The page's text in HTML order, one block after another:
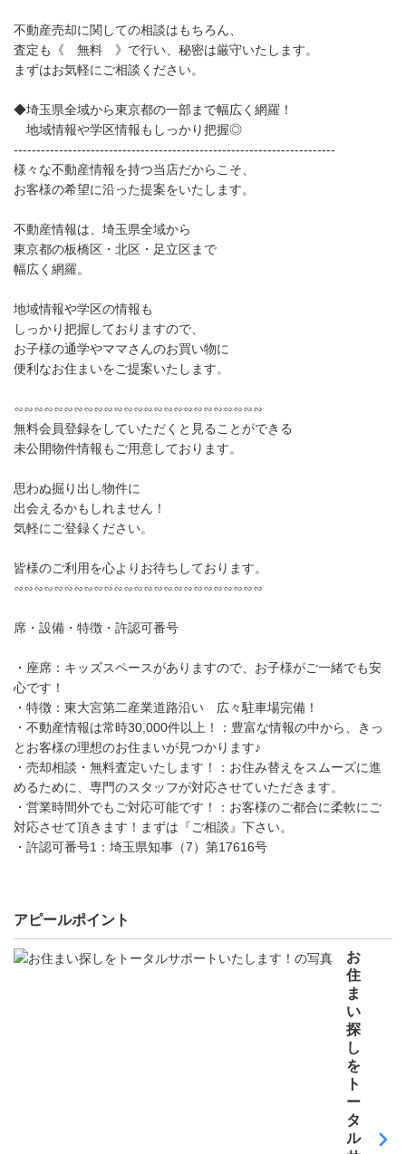
不動産売却に関しての相談はもちろん、
査定も《 無料 》で行い、秘密は厳守いたします。
まずはお気軽にご相談ください。
◆埼玉県全域から東京都の一部まで幅広く網羅！
地域情報や学区情報もしっかり把握◎
-----------------------------------------------------------------------
様々な不動産情報を持つ当店だからこそ、
お客様の希望に沿った提案をいたします。
不動産情報は、埼玉県全域から
東京都の板橋区・北区・足立区まで
幅広く網羅。
地域情報や学区の情報も
しっかり把握しておりますので、
お子様の通学やママさんのお買い物に
便利なお住まいをご提案いたします。
∽∽∽∽∽∽∽∽∽∽∽∽∽∽∽∽∽∽∽∽∽∽∽∽∽
無料会員登録をしていただくと見ることができる
未公開物件情報もご用意しております。
思わぬ掘り出し物件に
出会えるかもしれません！
気軽にご登録ください。
皆様のご利用を心よりお待ちしております。
∽∽∽∽∽∽∽∽∽∽∽∽∽∽∽∽∽∽∽∽∽∽∽∽∽
席・設備・特徴・許認可番号
・座席：キッズスペースがありますので、お子様がご一緒でも安
心です！
・特徴：東大宮第二産業道路沿い 広々駐車場完備！
・不動産情報は常時30,000件以上！：豊富な情報の中から、きっ
とお客様の理想のお住まいが見つかります♪
・売却相談・無料査定いたします！：お住み替えをスムーズに進
めるために、専門のスタッフが対応させていただきます。
・営業時間外でもご対応可能です！：お客様のご都合に柔軟にご
対応させて頂きます！まずは『ご相談』下さい。
・許認可番号1：埼玉県知事（7）第17616号
アピールポイント
お
住
ま
い
探
し
を
ト
ー
タ
ル